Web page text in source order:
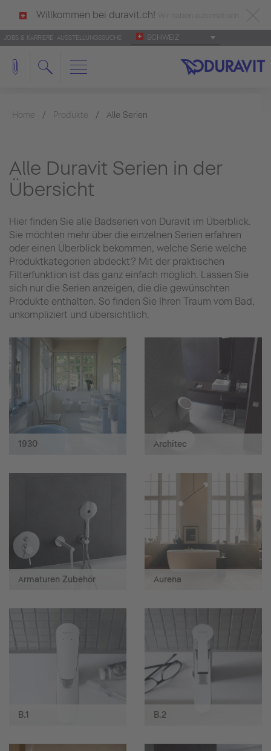
Willkommen bei duravit.ch!
deutsch als Ihre Sprache erkannt.
Français Italiano
JOBS & KARRIERE AUSSTELLUNGSSUCHE SCHWEIZ
Home Produkte Alle Serien
Alle Duravit Serien in der
Übersicht
Hier finden Sie alle Badserien von Duravit im Überblick.
Sie möchten mehr über die einzelnen Serien erfahren
oder einen Überblick bekommen, welche Serie welche
Produktkategorien abdeckt? Mit der praktischen
Filterfunktion ist das ganz einfach möglich. Lassen Sie
sich nur die Serien anzeigen, die die gewünschten
Produkte enthalten. So finden Sie Ihren Traum vom Bad,
unkompliziert und übersichtlich.
1930 Architec
Armaturen Zubehör Aurena
B.1 B.2